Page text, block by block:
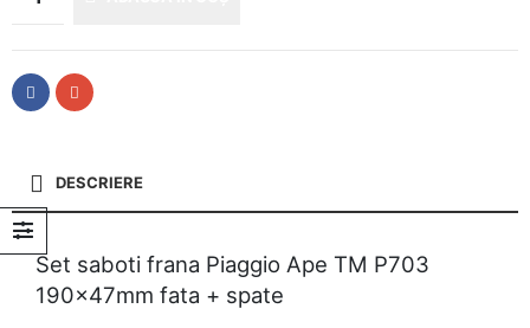
DESCRIERE
Set saboti frana Piaggio Ape TM P703
190x47mm fata + spate